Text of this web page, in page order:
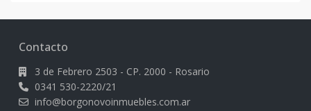
Contacto
3 de Febrero 2503 - CP. 2000 - Rosario
0341 530-2220/21
info@borgonovoinmuebles.com.ar